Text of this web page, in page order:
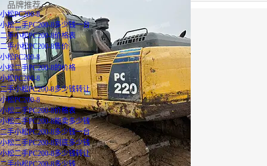
品牌推荐
小松PC200-8
小松二手PC200-8多少钱一台
二手小松PC200-8价格表
二手小松PC200-8售价
小松PC200-8
小松二手PC200-8的价格
小松PC200-8
二手小松PC200-8多少钱转让
小松PC200-8
小松二手PC200-8价格表
小松二手PC200-8能卖多少钱
二手小松PC200-8多少钱一台
小松二手PC200-8到底多少钱
小松二手PC200-8多少钱转让